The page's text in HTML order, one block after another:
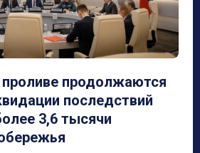
продолжаются
последствий
3,6 тысячи